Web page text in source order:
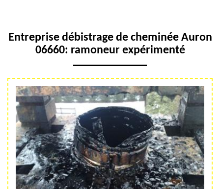
Entreprise débistrage de cheminée Auron
06660: ramoneur expérimenté